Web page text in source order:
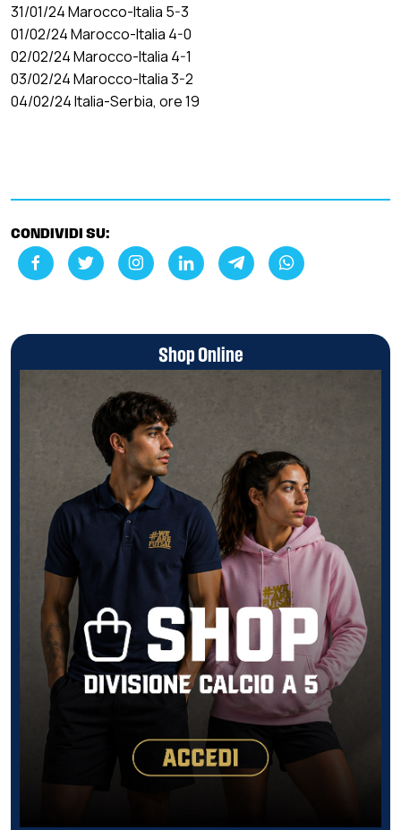
31/01/24 Marocco-Italia 5-3
01/02/24 Marocco-Italia 4-0
02/02/24 Marocco-Italia 4-1
03/02/24 Marocco-Italia 3-2
04/02/24 Italia-Serbia, ore 19
CONDIVIDI SU:
Shop Online